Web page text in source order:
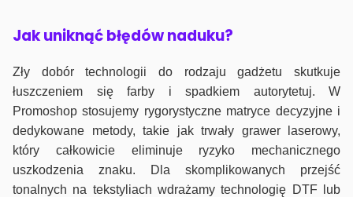
Jak uniknąć błędów naduku?
Zły dobór technologii do rodzaju gadżetu skutkuje
łuszczeniem się farby i spadkiem autorytetuj. W
Promoshop stosujemy rygorystyczne matryce decyzyjne i
dedykowane metody, takie jak trwały grawer laserowy,
który całkowicie eliminuje ryzyko mechanicznego
uszkodzenia znaku. Dla skomplikowanych przejść
tonalnych na tekstyliach wdrażamy technologię DTF lub